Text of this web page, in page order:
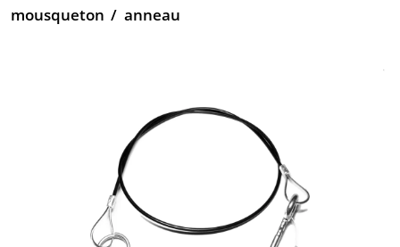
mousqueton / anneau